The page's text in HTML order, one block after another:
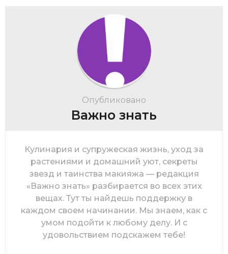
Опубликовано
Важно знать
Кулинария и супружеская жизнь, уход за
растениями и домашний уют, секреты
звезд и таинства макияжа — редакция
«Важно знать» разбирается во всех этих
вещах. Тут ты найдешь поддержку в
каждом своем начинании. Мы знаем, как с
умом подойти к любому делу. И с
удовольствием подскажем тебе!